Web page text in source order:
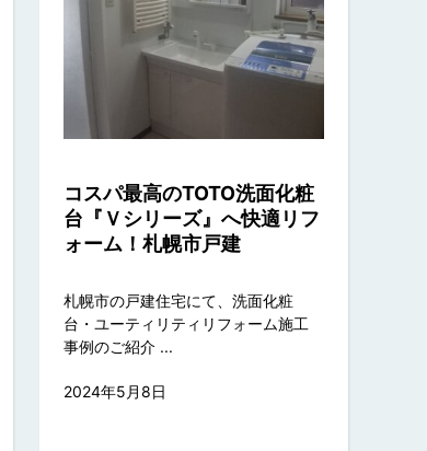
コスパ最高のTOTO洗面化粧
台『Ｖシリーズ』へ快適リフ
ォーム！札幌市戸建
札幌市の戸建住宅にて、洗面化粧
台・ユーティリティリフォーム施工
事例のご紹介 ...
2024年5月8日